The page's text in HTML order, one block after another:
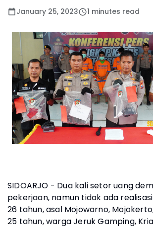
January 25, 2023 1 minutes read
SIDOARJO - Dua kali setor uang
pekerjaan, namun tidak ada
26 tahun, asal Mojowarno,
25 tahun, warga Jeruk Gamping,